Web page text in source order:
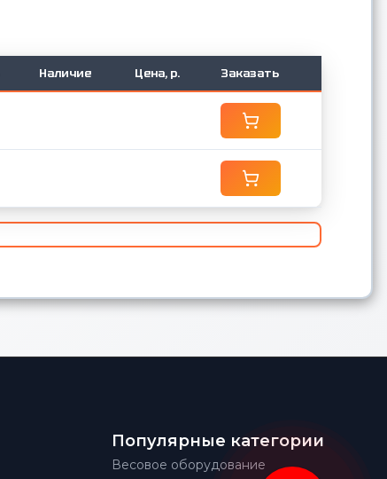
Наличие Цена, р. Заказать
Популярные категории
Весовое оборудование